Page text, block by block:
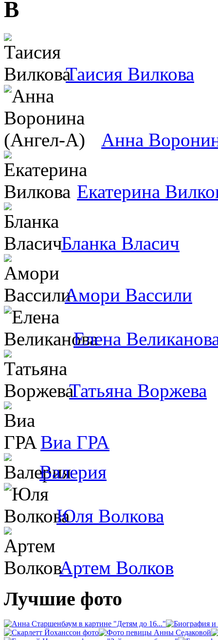
В
Таисия Вилкова
Анна
Екатерина
Бланка Власич
Амори Вассили
Елена
Татьяна Воржева
Виа ГРА
Валерия
Юля Волкова
Артем Волков
Лучшие фото